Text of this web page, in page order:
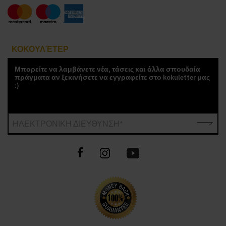
ΚΟΚΟΥΛΈΤΕΡ
Μπορείτε να λαμβάνετε νέα, τάσεις και άλλα σπουδαία
πράγματα αν ξεκινήσετε να εγγραφείτε στο kokuletter μας
:)